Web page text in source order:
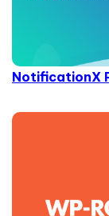
NotificationX